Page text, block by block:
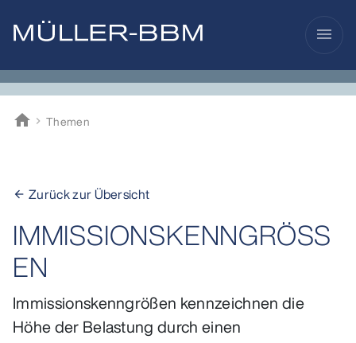
menu
home
Müller-BBM
Themen
arrow_back Zurück zur Übersicht
IMMISSIONSKENNGRÖSSE
N
Immissionskenngrößen kennzeichnen die
Höhe der Belastung durch einen